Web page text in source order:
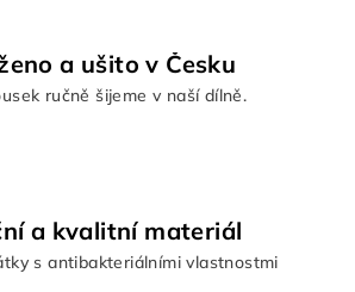
a ušito v Česku
ručně šijeme v naší dílně.
a kvalitní materiál
s antibakteriálními vlastnostmi